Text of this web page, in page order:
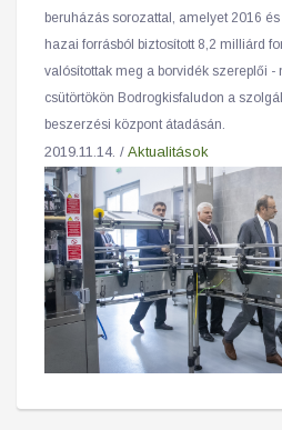
beruházás sorozattal, amelyet 2016
hazai forrásból biztosított 8,2 milliárd
valósítottak meg a borvidék szereplői
csütörtökön Bodrogkisfaludon a
beszerzési központ átadásán.
2019.11.14. / Aktualitások